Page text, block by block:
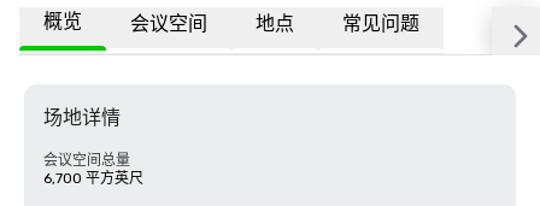
概览 会议空间 地点 常见问题
场地详情
会议空间总量
6,700 平方英尺